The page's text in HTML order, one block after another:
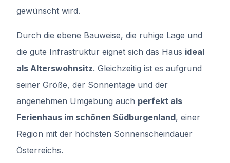
gewünscht wird.
Durch die ebene Bauweise, die ruhige Lage und
die gute Infrastruktur eignet sich das Haus ideal
als Alterswohnsitz. Gleichzeitig ist es aufgrund
seiner Größe, der Sonnentage und der
angenehmen Umgebung auch perfekt als
Ferienhaus im schönen Südburgenland, einer
Region mit der höchsten Sonnenscheindauer
Österreichs.